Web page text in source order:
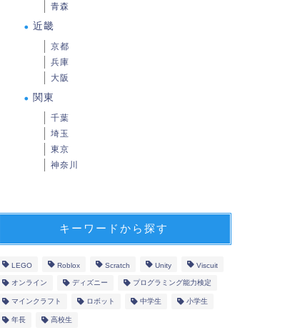
青森
近畿
京都
兵庫
大阪
関東
千葉
埼玉
東京
神奈川
キーワードから探す
LEGO Roblox Scratch Unity Viscuit
オンライン ディズニー プログラミング能力検定
マインクラフト ロボット 中学生 小学生
年長 高校生